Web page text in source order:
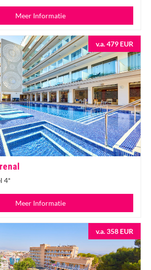
Meer Informatie
v.a. 479 EUR
4*
Meer Informatie
v.a. 358 EUR